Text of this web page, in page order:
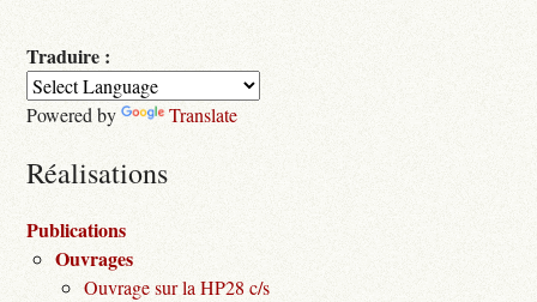
Traduire :
Powered by Translate
Réalisations
Publications
Ouvrages
Ouvrage sur la HP28 c/s